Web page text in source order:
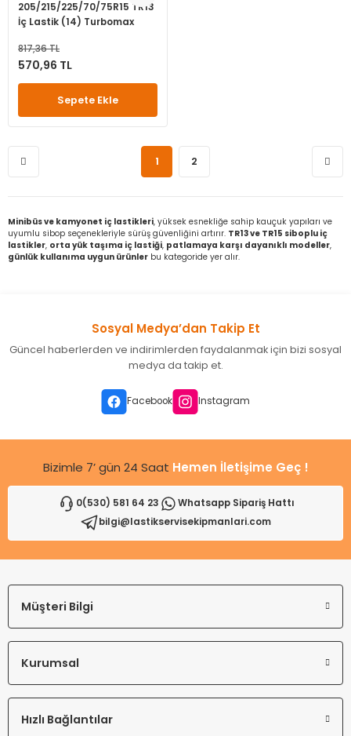
205/215/225/70/75R15 TR13
İç Lastik (14) Turbomax
817,36 TL
570,96 TL
Sepete Ekle
1 2
Minibüs ve kamyonet iç lastikleri, yüksek esnekliğe sahip kauçuk yapıları ve
uyumlu sibop seçenekleriyle sürüş güvenliğini artırır. TR13 ve TR15 siboplu iç
lastikler, orta yük taşıma iç lastiği, patlamaya karşı dayanıklı modeller,
günlük kullanıma uygun ürünler bu kategoride yer alır.
Sosyal Medya’dan Takip Et
Güncel haberlerden ve indirimlerden faydalanmak için bizi sosyal
medya da takip et.
Facebook Instagram
Bizimle 7’ gün 24 Saat Hemen İletişime Geç !
0(530) 581 64 23
Whatsapp Sipariş Hattı
bilgi@lastikservisekipmanlari.com
Müşteri Bilgi
Kurumsal
Hızlı Bağlantılar